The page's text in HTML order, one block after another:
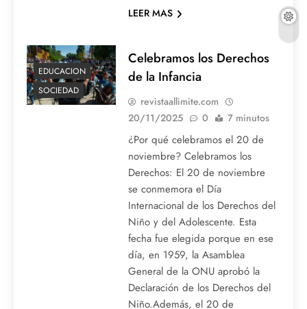
LEER MAS
EDUCACION
SOCIEDAD
Celebramos los Derechos
de la Infancia
revistaallimite.com
20/11/2025
0 7 minutos
¿Por qué celebramos el 20 de
noviembre? Celebramos los
Derechos: El 20 de noviembre
se conmemora el Día
Internacional de los Derechos del
Niño y del Adolescente. Esta
fecha fue elegida porque en ese
día, en 1959, la Asamblea
General de la ONU aprobó la
Declaración de los Derechos del
Niño.Además, el 20 de